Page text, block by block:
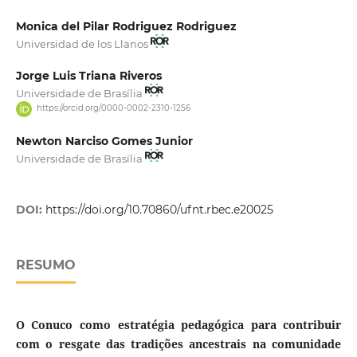
Monica del Pilar Rodriguez Rodriguez
Universidad de los Llanos
Jorge Luis Triana Riveros
Universidade de Brasília
https://orcid.org/0000-0002-2310-1256
Newton Narciso Gomes Junior
Universidade de Brasília
DOI: https://doi.org/10.70860/ufnt.rbec.e20025
RESUMO
O Conuco como estratégia pedagógica para contribuir
com o resgate das tradições ancestrais na comunidade